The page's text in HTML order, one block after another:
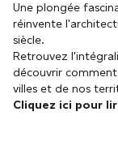
Une plongée
réinvente
siècle.
Retrouvez
découvrir comment
villes et de nos
Cliquez ici pour